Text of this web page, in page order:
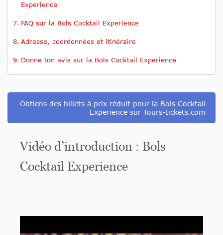
Experience
FAQ sur la Bols Cocktail Experience
Adresse, coordonnées et itinéraire
Donne ton avis sur la Bols Cocktail Experience
Obtiens des billets à prix réduit pour la Bols Cocktail
Experience sur Tours-tickets.com
Vidéo d’introduction : Bols
Cocktail Experience